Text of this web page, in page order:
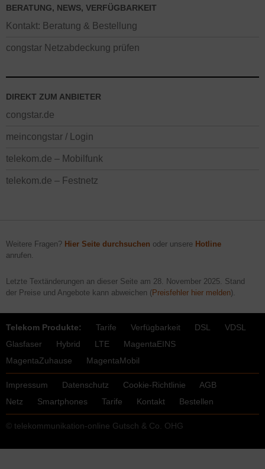
BERATUNG, NEWS, VERFÜGBARKEIT
Kontakt: Beratung & Bestellung
congstar Netzabdeckung prüfen
DIREKT ZUM ANBIETER
congstar.de
meincongstar / Login
telekom.de – Mobilfunk
telekom.de – Festnetz
Weitere Fragen? Hier Seite durchsuchen oder unsere Hotline
anrufen.
Letzte Textänderungen an dieser Seite am 28. November 2025. Stand
der Preise und Angebote kann abweichen (Preisfehler hier melden).
Telekom Produkte: Tarife Verfügbarkeit DSL
VDSL
Glasfaser
Hybrid LTE
MagentaEINS
MagentaZuhause
MagentaMobil
Impressum Datenschutz Cookie-Richtlinie
AGB
Netz
Smartphones Tarife Kontakt Bestellen
© telekommunikation-online Gutsch & Co. OHG